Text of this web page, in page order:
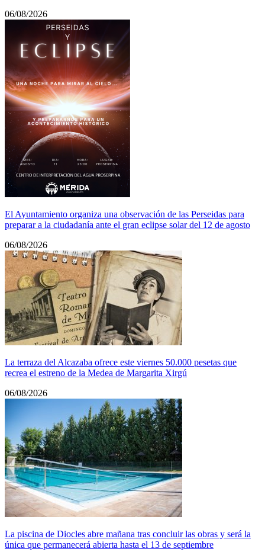
06/08/2026
El Ayuntamiento organiza una observación de las Perseidas para
preparar a la ciudadanía ante el gran eclipse solar del 12 de agosto
06/08/2026
La terraza del Alcazaba ofrece este viernes 50.000 pesetas que
recrea el estreno de la Medea de Margarita Xirgú
06/08/2026
La piscina de Diocles abre mañana tras concluir las obras y será la
única que permanecerá abierta hasta el 13 de septiembre